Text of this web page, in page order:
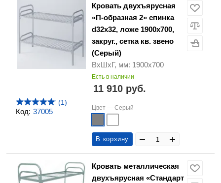
Код: 37005
(1)
Кровать двухъярусная
«П-образная 2» спинка
d32х32, ложе 1900х700,
закруг., сетка кв. звено
(Серый)
ВхШхГ, мм: 1900х700
Есть в наличии
11 910 руб.
Цвет — Серый
В корзину
Кровать металлическая
двухъярусная «Стандарт